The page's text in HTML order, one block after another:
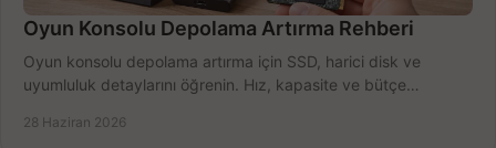
Oyun Konsolu Depolama Artırma Rehberi
Oyun konsolu depolama artırma için SSD, harici disk ve
uyumluluk detaylarını öğrenin. Hız, kapasite ve bütçe
28 Haziran 2026